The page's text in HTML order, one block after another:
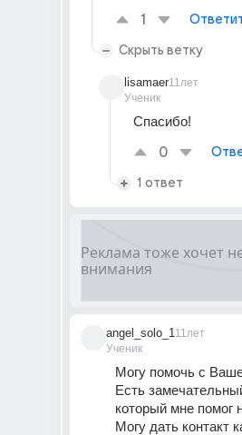
1
Скрыть ветку
lisamaer
Ученик
11лет
Спасибо!
0
1 ответ
angel_solo_1
Ученик
11лет
Могу помочь с
Есть
который мне помог
Могу дать контакт